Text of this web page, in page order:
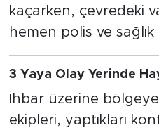
kaçarken, çevredeki
hemen polis ve
3 Yaya Olay Yerinde
İhbar üzerine
ekipleri, yaptıkları